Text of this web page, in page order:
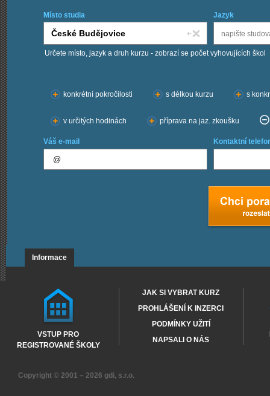
Místo studia Jazyk
Určete místo, jazyk a druh kurzu - zobrazí se počet vyhovujících škol
konkrétní pokročilosti
s délkou kurzu s
v určitých hodinách příprava na jaz. zkoušku
Váš e-mail Kontaktní
Informace
VSTUP PRO
REGISTROVANÉ ŠKOLY
JAK SI VYBRAT KURZ
PROHLÁŠENÍ K INZERCI
PODMÍNKY UŽITÍ
NAPSALI O NÁS
Copyright © 2001 – 2026 gdi, s.r.o.